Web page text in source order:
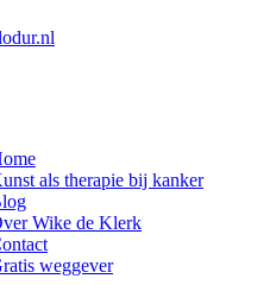
als therapie bij kanker
Wike de Klerk
weggever